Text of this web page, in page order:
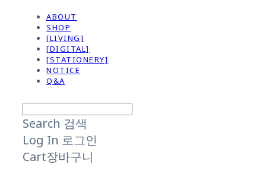
ABOUT
SHOP
[LIVING]
[DIGITAL]
[STATIONERY]
NOTICE
Q&A
Search 검색
Log In 로그인
Cart장바구니